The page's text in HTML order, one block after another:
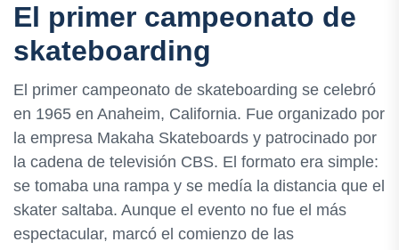
El primer campeonato de
skateboarding
El primer campeonato de skateboarding se celebró
en 1965 en Anaheim, California. Fue organizado por
la empresa Makaha Skateboards y patrocinado por
la cadena de televisión CBS. El formato era simple:
se tomaba una rampa y se medía la distancia que el
skater saltaba. Aunque el evento no fue el más
espectacular, marcó el comienzo de las